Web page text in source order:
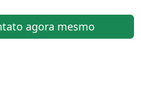
agora mesmo